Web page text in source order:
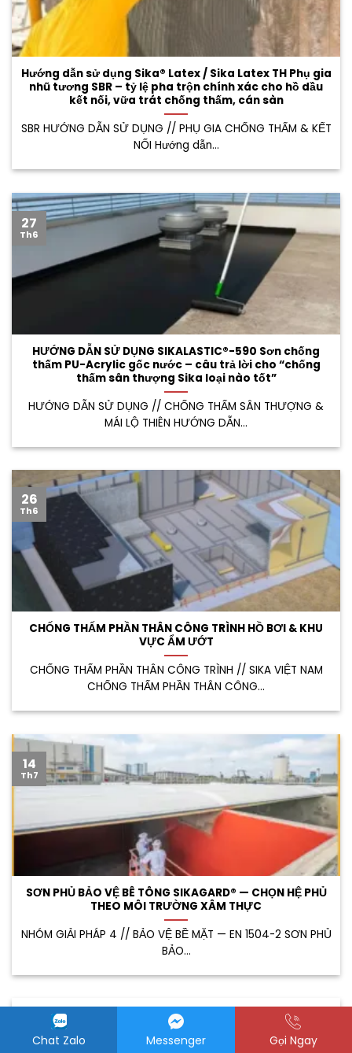
Hướng dẫn sử dụng Sika® Latex / Sika Latex TH Phụ gia
nhũ tương SBR – tỷ lệ pha trộn chính xác cho hồ dầu
kết nối, vữa trát chống thấm, cán sàn
SBR HƯỚNG DẪN SỬ DỤNG // PHỤ GIA CHỐNG THẤM & KẾT
NỐI Hướng dẫn...
HƯỚNG DẪN SỬ DỤNG SIKALASTIC®-590 Sơn chống
thấm PU-Acrylic gốc nước – câu trả lời cho “chống
thấm sân thượng Sika loại nào tốt”
HƯỚNG DẪN SỬ DỤNG // CHỐNG THẤM SÂN THƯỢNG &
MÁI LỘ THIÊN HƯỚNG DẪN...
27
Th6
CHỐNG THẤM PHẦN THÂN CÔNG TRÌNH HỒ BƠI & KHU
VỰC ẨM ƯỚT
CHỐNG THẤM PHẦN THÂN CÔNG TRÌNH // SIKA VIỆT NAM
CHỐNG THẤM PHẦN THÂN CÔNG...
26
Th6
SƠN PHỦ BẢO VỆ BÊ TÔNG SIKAGARD® — CHỌN HỆ PHỦ
THEO MÔI TRƯỜNG XÂM THỰC
NHÓM GIẢI PHÁP 4 // BẢO VỆ BỀ MẶT — EN 1504-2 SƠN PHỦ
BẢO...
14
Th7
Th7Chat Zalo Messenger Gọi Ngay